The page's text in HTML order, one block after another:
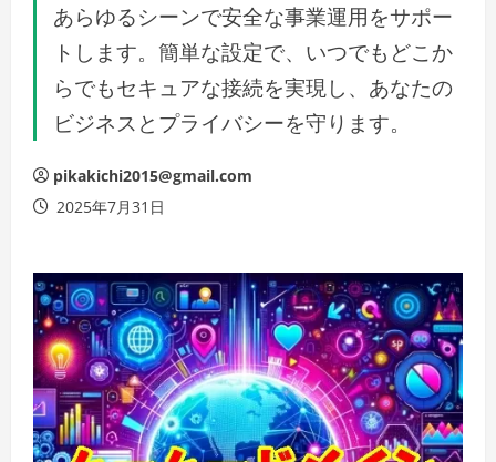
あらゆるシーンで安全な事業運用をサポー
トします。簡単な設定で、いつでもどこか
らでもセキュアな接続を実現し、あなたの
ビジネスとプライバシーを守ります。
pikakichi2015@gmail.com
2025年7月31日